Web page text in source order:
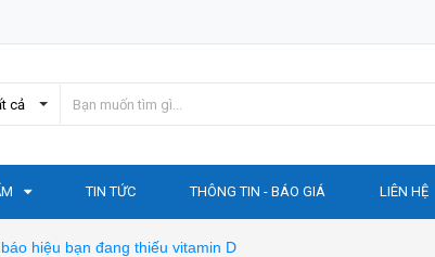
cả
TIN TỨC THÔNG TIN - BÁO GIÁ LIÊN HỆ
hiệu bạn đang thiếu vitamin D